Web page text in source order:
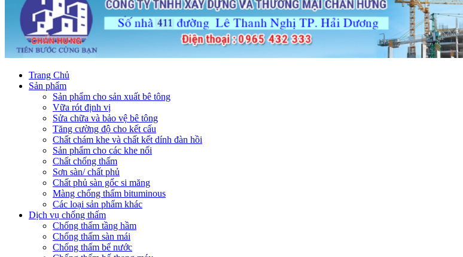
Trang Chủ
Sản phẩm
Sản phẩm cho sản xuất bê tông
Vữa rót định vị
Sửa chữa và bảo vệ bê tông
Tăng cường độ cho kết cấu
Chất chám khe và chất kết dính đàn hồi
Sản phẩm cho các khe nối
Chất chống thấm
Sơn sàn/ chất phủ
Chất phủ sàn gốc si măng
Màng chống thấm bituminous
Các loại sản phẩm khác
Dịch vụ chống thấm
Chống thấm tầng hầm
Chống thấm sàn mái
Chống thấm bể nước